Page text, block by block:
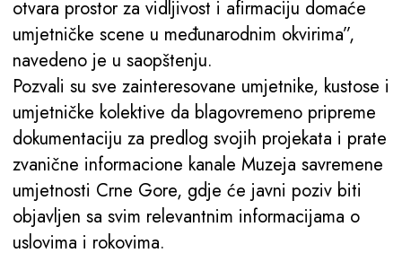
otvara prostor za vidljivost i afirmaciju domaće
umjetničke scene u međunarodnim okvirima”,
navedeno je u saopštenju.
Pozvali su sve zainteresovane umjetnike, kustose i
umjetničke kolektive da blagovremeno pripreme
dokumentaciju za predlog svojih projekata i prate
zvanične informacione kanale Muzeja savremene
umjetnosti Crne Gore, gdje će javni poziv biti
objavljen sa svim relevantnim informacijama o
uslovima i rokovima.